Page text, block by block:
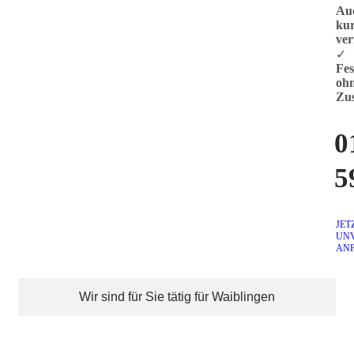
Wir sind für Sie tätig für Waiblingen
✓